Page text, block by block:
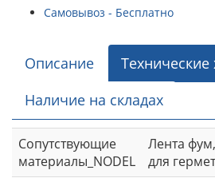
Самовывоз - Бесплатно
Описание
Технические
Наличие на складах
Сопутствующие
материалы_NODEL
Лента
для